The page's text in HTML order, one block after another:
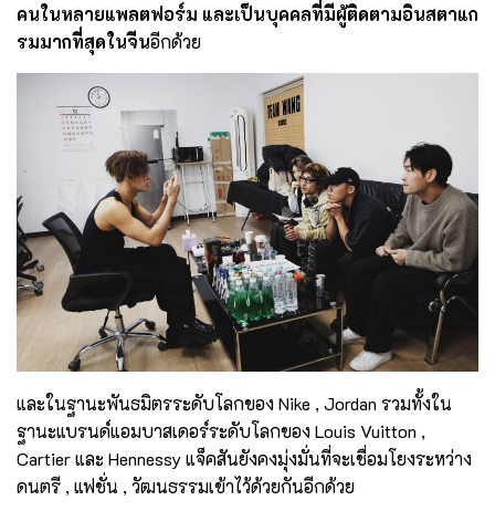
คนในหลายแพลตฟอร์ม และเป็นบุคคลที่มีผู้ติดตามอินสตาแก
รมมากที่สุดในจีนอีกด้วย
และในฐานะพันธมิตรระดับโลกของ Nike , Jordan รวมทั้งใน
ฐานะแบรนด์แอมบาสเดอร์ระดับโลกของ Louis Vuitton ,
Cartier และ Hennessy แจ็คสันยังคงมุ่งมั่นที่จะเชื่อมโยงระหว่าง
ดนตรี , แฟชั่น , วัฒนธรรมเข้าไว้ด้วยกันอีกด้วย